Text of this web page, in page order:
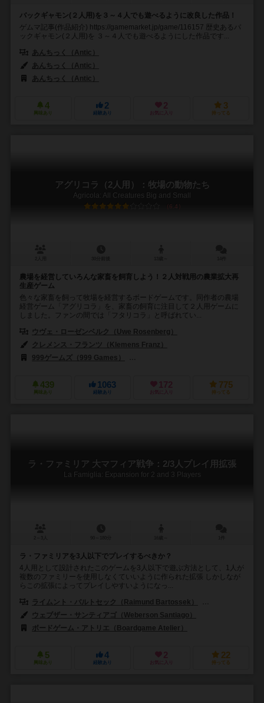
バックギャモン(２人用)を３～４人でも遊べるように改良した作品！
ゲムマ記事(作品紹介) https://gamemarket.jp/game/116157 歴史あるバ
ックギャモン(２人用)を ３～４人でも遊べるようにした作品です...
あんちっく（Antic）
あんちっく（Antic）
あんちっく（Antic）
4
興味あり
2
経験あり
2
お気に入り
3
持ってる
アグリコラ（2人用）：牧場の動物たち
Agricola: All Creatures Big and Small
6.4
農場を経営していろんな家畜を飼育しよう！２人対戦用の農業拡大再
生産ゲーム
色々な家畜を飼って牧場を経営するボードゲームです。同作者の農場
経営ゲーム「アグリコラ」を、家畜の飼育に注目して２人用ゲームに
しました。ファンの間では「フタリコラ」と呼ばれてい...
ウヴェ・ローゼンベルク（Uwe Rosenberg）
クレメンス・フランツ（Klemens Franz）
999ゲームズ（999 Games）
439
興味あり
1063
経験あり
172
お気に入り
775
持ってる
ラ・ファミリア 大マフィア戦争：2/3人プレイ用拡張
La Famiglia: Expansion for 2 and 3 Players
ラ・ファミリアを3人以下でプレイするべきか？
4人用として設計されたこのゲームを3人以下で遊ぶ方法として、1人が
複数のファミリーを使用しなくていいように作られた拡張 しかしなが
らこの拡張によってプレイしやすいようになっ...
ライムント・バルトセック（Raimund Bartossek）
ウェブザー・サンティアゴ（Weberson Santiago）
ボードゲーム・アトリエ（Boardgame Atelier）
5
興味あり
4
経験あり
2
お気に入り
22
持ってる